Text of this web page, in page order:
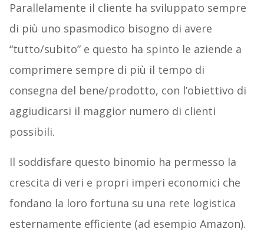
Parallelamente il cliente ha sviluppato sempre
di più uno spasmodico bisogno di avere
“tutto/subito” e questo ha spinto le aziende a
comprimere sempre di più il tempo di
consegna del bene/prodotto, con l’obiettivo di
aggiudicarsi il maggior numero di clienti
possibili.
Il soddisfare questo binomio ha permesso la
crescita di veri e propri imperi economici che
fondano la loro fortuna su una rete logistica
esternamente efficiente (ad esempio Amazon).